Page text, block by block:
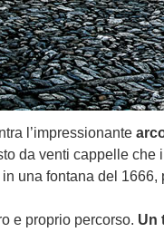
l’impressionante
da venti cappelle che
una fontana del
e proprio percorso. Un